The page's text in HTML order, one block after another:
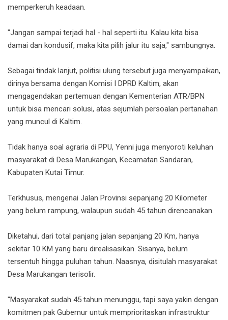
memperkeruh keadaan.
‎"Jangan sampai terjadi hal - hal seperti itu. Kalau kita bisa
damai dan kondusif, maka kita pilih jalur itu saja," sambungnya.
‎Sebagai tindak lanjut, politisi ulung tersebut juga menyampaikan,
dirinya bersama dengan Komisi I DPRD Kaltim, akan
mengagendakan pertemuan dengan Kementerian ATR/BPN
untuk bisa mencari solusi, atas sejumlah persoalan pertanahan
yang muncul di Kaltim.
‎Tidak hanya soal agraria di PPU, Yenni juga menyoroti keluhan
masyarakat di Desa Marukangan, Kecamatan Sandaran,
Kabupaten Kutai Timur.
‎Terkhusus, mengenai Jalan Provinsi sepanjang 20 Kilometer
yang belum rampung, walaupun sudah 45 tahun direncanakan.
‎Diketahui, dari total panjang jalan sepanjang 20 Km, hanya
sekitar 10 KM yang baru direalisasikan. Sisanya, belum
tersentuh hingga puluhan tahun. Naasnya, disitulah masyarakat
Desa Marukangan terisolir.
‎"Masyarakat sudah 45 tahun menunggu, tapi saya yakin dengan
komitmen pak Gubernur untuk memprioritaskan infrastruktur